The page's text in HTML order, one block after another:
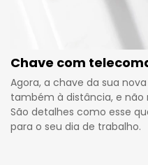
Chave com
Agora, a chave da sua
também à distância, e
São detalhes como esse
para o seu dia de trabalho.